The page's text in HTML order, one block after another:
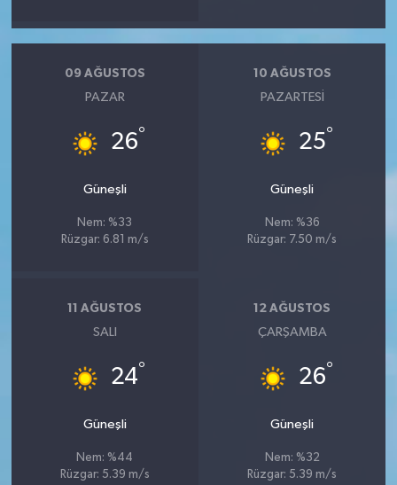
09 AĞUSTOS
PAZAR
26°
Güneşli
Nem: %33
Rüzgar: 6.81 m/s
10 AĞUSTOS
PAZARTESI
25°
Güneşli
Nem: %36
Rüzgar: 7.50 m/s
11 AĞUSTOS
SALI
24°
Güneşli
Nem: %44
Rüzgar: 5.39 m/s
12 AĞUSTOS
ÇARŞAMBA
26°
Güneşli
Nem: %32
Rüzgar: 5.39 m/s